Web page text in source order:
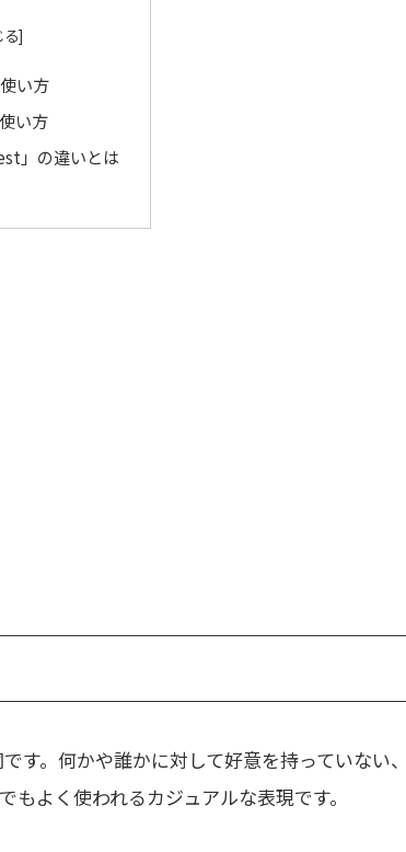
い方
い方
」の違いとは
す。何かや誰かに対して好意を持っていない、
よく使われるカジュアルな表現です。